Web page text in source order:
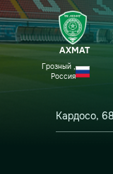
АХМАТ
Грозный ,
Россия
Кардосо,